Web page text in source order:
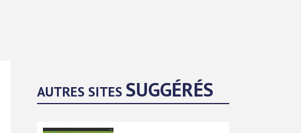
AUTRES SITESSUGGÉRÉS